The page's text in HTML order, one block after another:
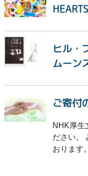
ヒル・
ムーン
ご寄付
NHK厚生
ださい。
おります。